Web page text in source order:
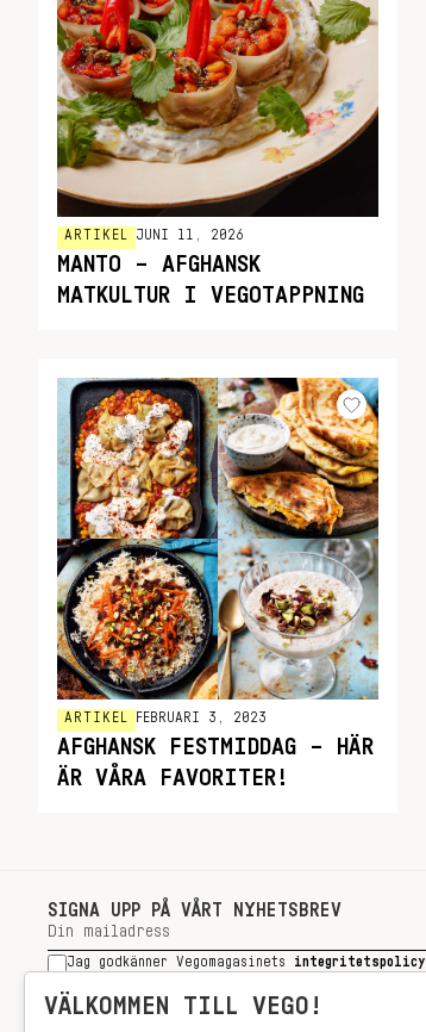
ARTIKEL JUNI 11, 2026
MANTO – AFGHANSK
MATKULTUR I VEGOTAPPNING
ARTIKEL FEBRUARI 3, 2023
AFGHANSK FESTMIDDAG – HÄR
ÄR VÅRA FAVORITER!
SIGNA UPP PÅ VÅRT NYHETSBREV
Jag godkänner Vegomagasinets integritetspolicy
SIGNA UPP
VÄLKOMMEN TILL VEGO!